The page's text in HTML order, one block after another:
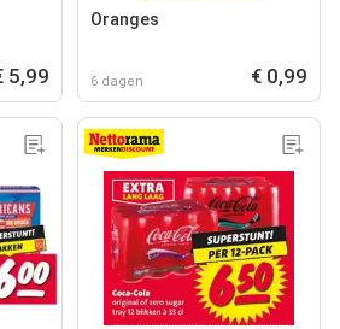
5,99
Oranges
6 dagen € 0,99